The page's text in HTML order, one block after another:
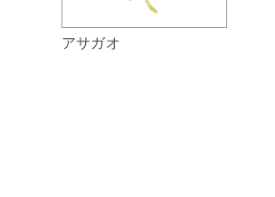
アサガオ